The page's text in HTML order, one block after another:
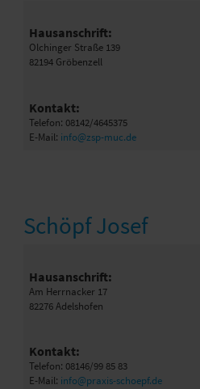
Hausanschrift:
Olchinger Straße 139
82194 Gröbenzell
Kontakt:
Telefon: 08142/4645375
E-Mail: info@zsp-muc.de
Schöpf Josef
Hausanschrift:
Am Herrnacker 17
82276 Adelshofen
Kontakt:
Telefon: 08146/99 85 83
E-Mail: info@praxis-schoepf.de